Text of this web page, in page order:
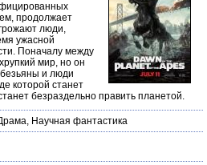
продолжает
люди,
ужасной
Поначалу между
мир, но он
и люди
которой станет
безраздельно править планетой.
, Научная фантастика